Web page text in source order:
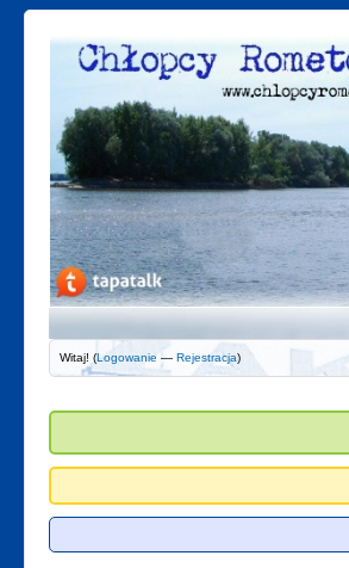
Witaj! (Logowanie —Rejestracja)